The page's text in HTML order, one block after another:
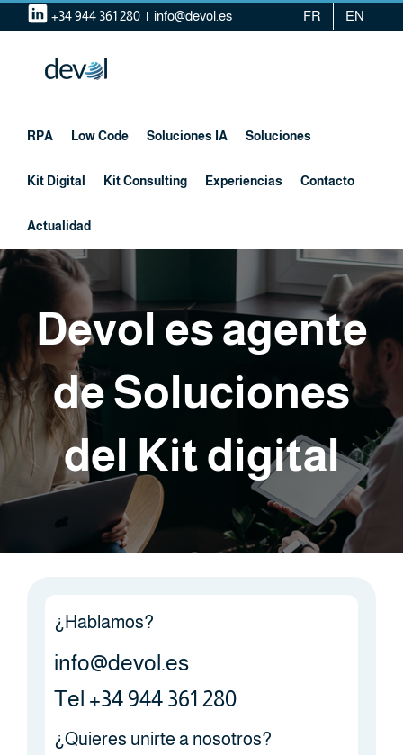
Saltar
contenido
+34 944 361 280 | info@devol.es FR EN
RPA Low Code Soluciones IA Soluciones
Kit Digital Kit Consulting Experiencias Contacto
Actualidad
Devol es agente
de Soluciones
del Kit digital
¿Hablamos?
info@devol.es
Tel +34 944 361 280
¿Quieres unirte a nosotros?